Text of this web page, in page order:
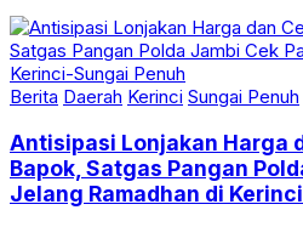
Berita Daerah Kerinci Sungai Penuh
Antisipasi Lonjakan Harga
Bapok, Satgas Pangan
Jelang Ramadhan di